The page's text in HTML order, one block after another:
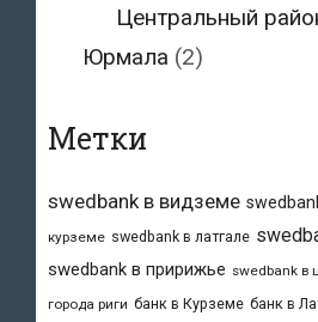
Центральный
Юрмала (2)
Метки
swedbank в видземе
курземе swedbank в латгале
swedbank в пририжье swedbank в
города риги банк в Курземе банк в